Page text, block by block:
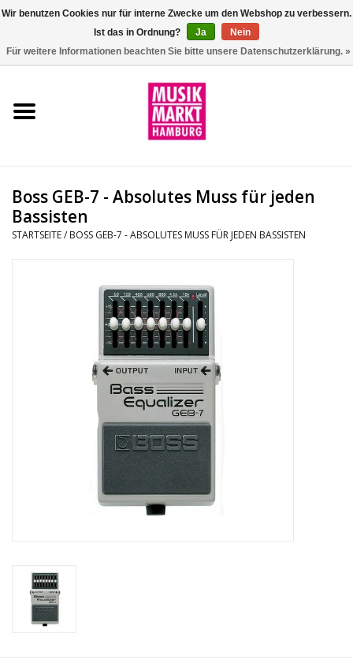
Aktion
Drums
Tasteninstrumente
Star-Club Merch
Boss GEB-7 - Absolutes Muss für jeden
Bassisten
STARTSEITE/ BOSS GEB-7 - ABSOLUTES MUSS FÜR JEDEN BASSISTEN
Wir benutzen Cookies nur für interne Zwecke um den Webshop zu verbessern.
Ist das in Ordnung?
Ja
Nein
Für weitere Informationen beachten Sie bitte unsere Datenschutzerklärung. »